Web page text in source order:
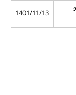
1401/11/13